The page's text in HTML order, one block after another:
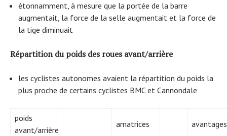
étonnamment, à mesure que la portée de la barre
augmentait, la force de la selle augmentait et la force de
la tige diminuait
Répartition du poids des roues avant/arrière
les cyclistes autonomes avaient la répartition du poids la
plus proche de certains cyclistes BMC et Cannondale
poids
avant/arrière
amatrices avantages